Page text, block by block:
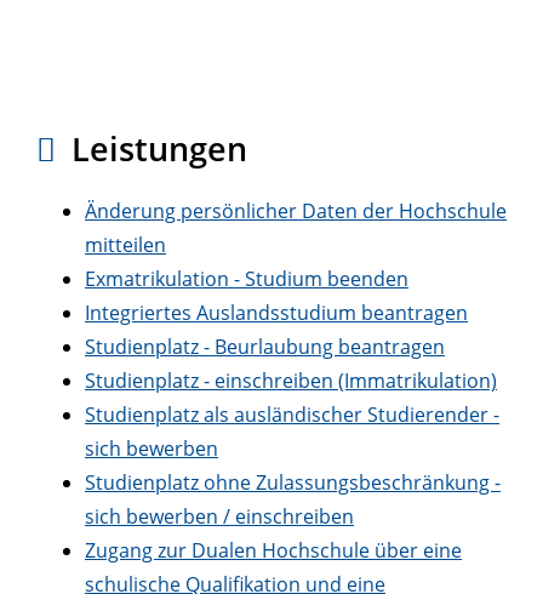
Leistungen
Änderung persönlicher Daten der Hochschule
mitteilen
Exmatrikulation - Studium beenden
Integriertes Auslandsstudium beantragen
Studienplatz - Beurlaubung beantragen
Studienplatz - einschreiben (Immatrikulation)
Studienplatz als ausländischer Studierender -
sich bewerben
Studienplatz ohne Zulassungsbeschränkung -
sich bewerben / einschreiben
Zugang zur Dualen Hochschule über eine
schulische Qualifikation und eine